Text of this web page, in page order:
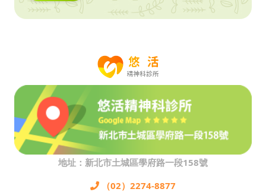
地址：新北市土城區學府路一段158號
（02）2274-8877